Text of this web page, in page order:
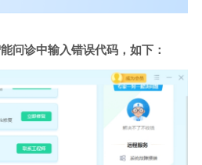
问诊中输入错误代码，如下：